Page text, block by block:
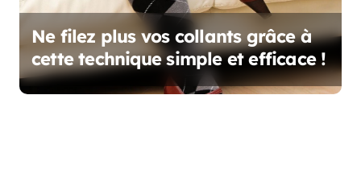
Ne filez plus vos collants grâce à
cette technique simple et efficace !